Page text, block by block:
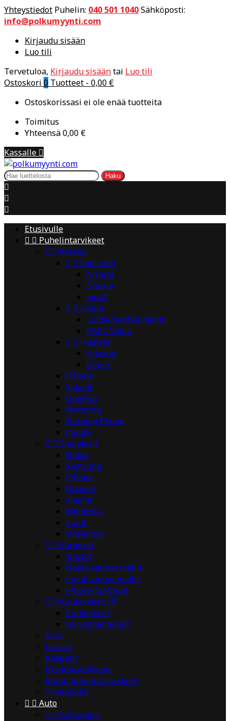
Yhteystiedot Puhelin: 040 501 1040Sähköposti:
info@polkumyynti.com
Kirjaudu sisään
Luo tili
Tervetuloa, Kirjaudu sisääntai Luo tili
Ostoskori 0 Tuotteet - 0,00 €
Ostoskorissasi ei ole enää tuotteita
Toimitus
Yhteensä0,00 €
Kassalle 
Haku



Etusivulle
  Puhelintarvikeet
  Kotelot
  Samsung
A-sarja
S-sarja
muut
  Nokia
Lumia/vanhat mallit
HMD Nokia
  Huawei
Huawei
Honor
iPhone
Xiaomi
OnePlus
Motorola
Nothing Phone
muuta
  Suojalasit
Nokia
Samsung
iPhone
Huawei
Xiaomi
Motorola
muut
Universal
  Varaosat
Näytöt
Nokia vanhat mallit
muut vanhat mallit
iPhone (3/4/5/6)
  Kuulokkeet, HF
Kuulokkeet
HF vanhat mallit
Akut
Laturit
Kaapelit
Huoltotarvikkeet
Muut puhelintarvikkeet
Virtapankit
  Auto
  Autoaudio